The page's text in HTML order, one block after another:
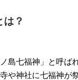
は？
島七福神」と呼ば
や神社に七福神が